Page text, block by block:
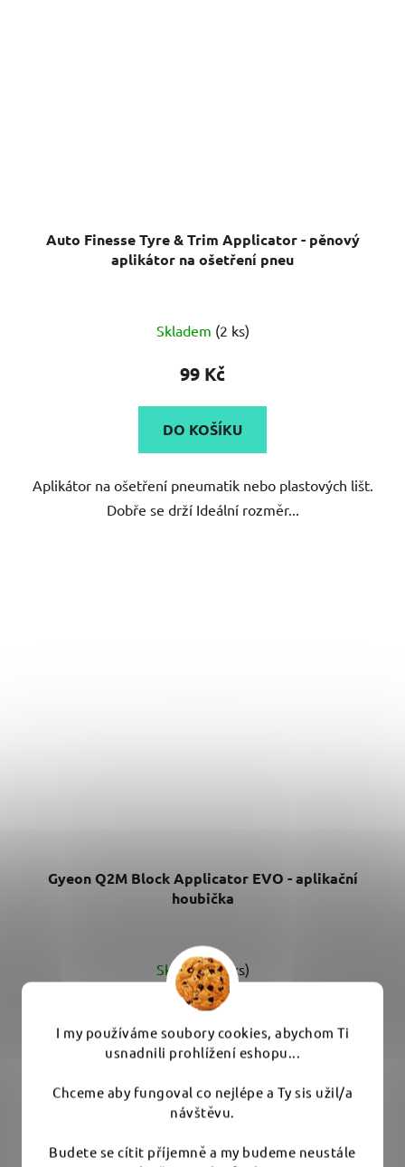
I my používáme soubory cookies, abychom Ti
usnadnili prohlížení eshopu...
Chceme aby fungoval co nejlépe a Ty sis užil/a
návštěvu.
Budete se cítit příjemně a my budeme neustále
Auto Finesse Tyre & Trim Applicator - pěnový
aplikátor na ošetření pneu
hodnocení
produktu
3,0
z
hvězdiček.
Skladem (2 ks)
99 Kč
DO KOŠÍKU
Aplikátor na ošetření pneumatik nebo plastových lišt.
Dobře se drží Ideální rozměr...
Gyeon Q2M Block Applicator EVO - aplikační
houbička
Skladem(7 ks)
39 Kč
DO KOŠÍKU
Speciální aplikační houbička pro rovnoměrné nanášení
keramické ochrany laku. Ideální...